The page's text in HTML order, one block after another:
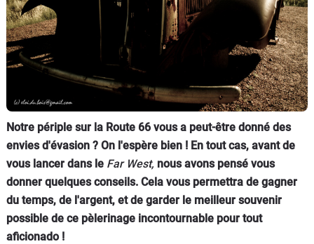
Forum
Moto
Notre périple sur la Route 66 vous a peut-être donné des
envies d'évasion ? On l'espère bien ! En tout cas, avant de
vous lancer dans le Far West, nous avons pensé vous
donner quelques conseils. Cela vous permettra de gagner
du temps, de l'argent, et de garder le meilleur souvenir
possible de ce pèlerinage incontournable pour tout
aficionado !